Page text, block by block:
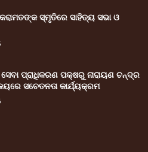
ସ୍ମୃତିରେ ସାହିତ୍ୟ ସଭା ଓ
ପ୍ରାଧିକରଣ ପକ୍ଷରୁ ନାରାୟଣ ଚନ୍ଦ୍ର
ସଚେତନତା କାର୍ଯ୍ୟକ୍ରମ